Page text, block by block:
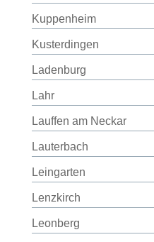
Kuppenheim
Kusterdingen
Ladenburg
Lahr
Lauffen am Neckar
Lauterbach
Leingarten
Lenzkirch
Leonberg